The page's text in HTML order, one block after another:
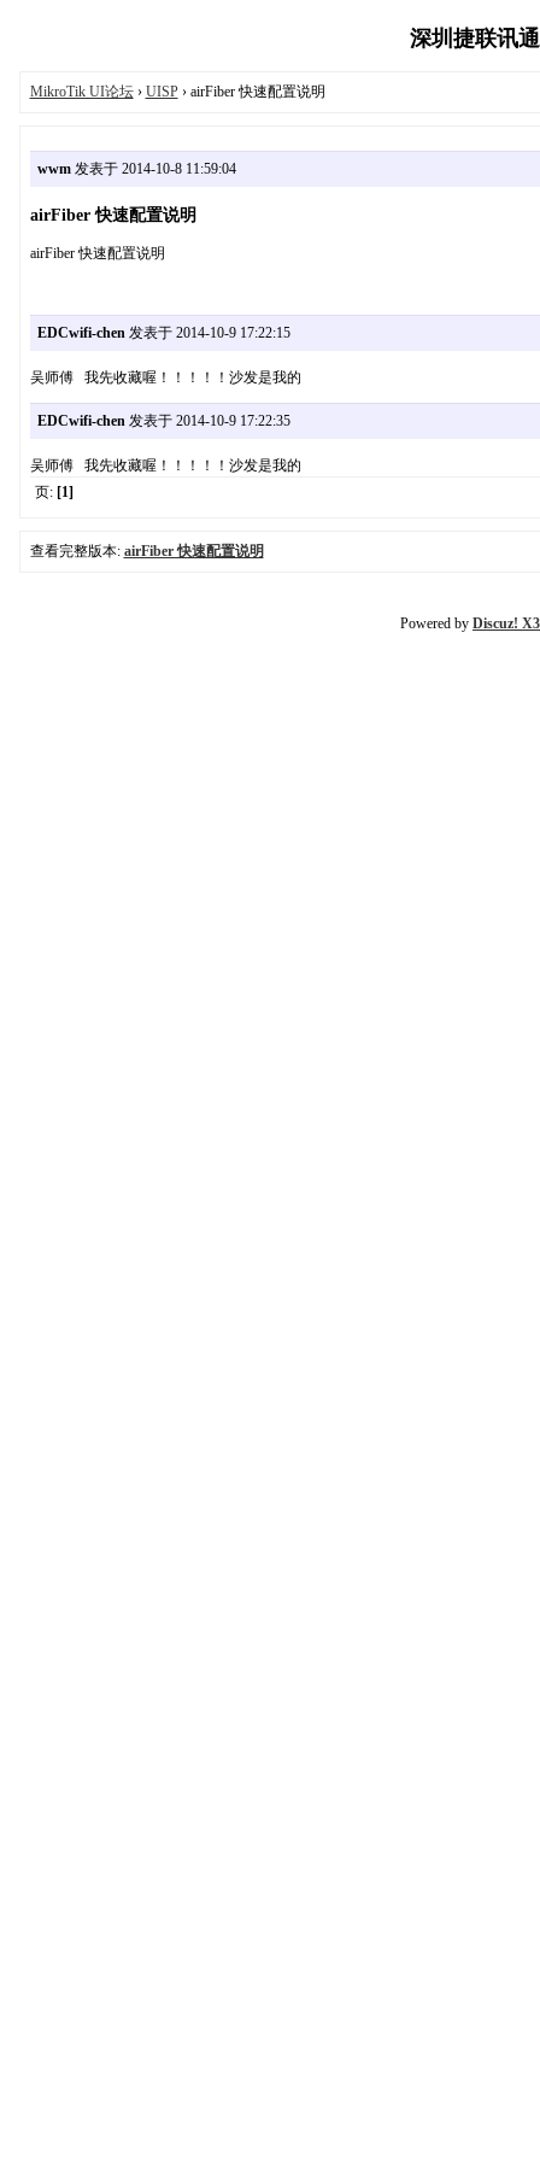
深圳捷联讯
MikroTik UI论坛› UISP› airFiber 快速配置说明
wwm发表于 2014-10-8 11:59:04
airFiber 快速配置说明
airFiber 快速配置说明
EDCwifi-chen发表于 2014-10-9 17:22:15
吴师傅 我先收藏喔！！！！！沙发是我的
EDCwifi-chen发表于 2014-10-9 17:22:35
吴师傅 我先收藏喔！！！！！沙发是我的
页: [1]
查看完整版本: airFiber 快速配置说明
Powered by Discuz!